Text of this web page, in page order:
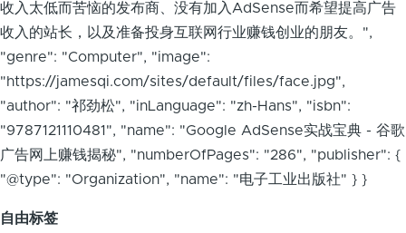
收入太低而苦恼的发布商、没有加入AdSense而希望提高广告
收入的站长，以及准备投身互联网行业赚钱创业的朋友。",
"genre": "Computer", "image":
"https://jamesqi.com/sites/default/files/face.jpg",
"author": "祁劲松", "inLanguage": "zh-Hans", "isbn":
"9787121110481", "name": "Google AdSense实战宝典 - 谷歌
广告网上赚钱揭秘", "numberOfPages": "286", "publisher": {
"@type": "Organization", "name": "电子工业出版社" } }
自由标签